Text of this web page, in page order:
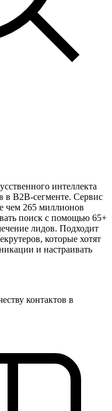
интеллекта
в B2B-сегменте. Сервис
чем 265 миллионов
поиск с помощью 65+
лидов. Подходит
которые хотят
и настраивать
контактов в